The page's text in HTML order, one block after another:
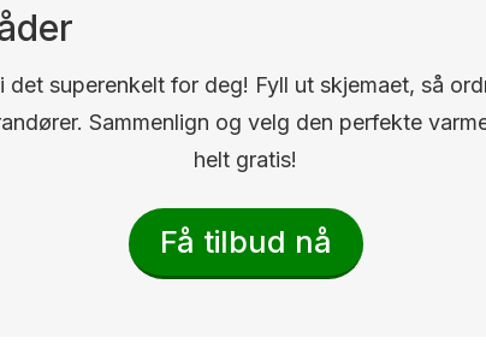
det superenkelt for deg! Fyll ut skjemaet, så
Sammenlign og velg den perfekte
helt gratis!
Få tilbud nå